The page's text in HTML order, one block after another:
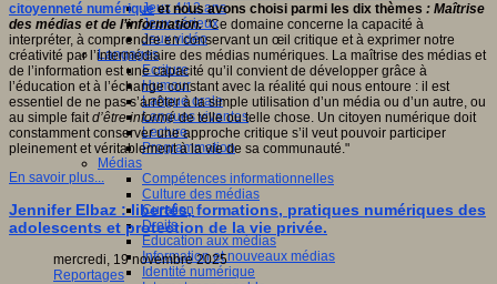
Jeux 4/12 ans
Jeux sérieux
Jeux vidéo
Langages
Ecriture
Humour
Langue orale
Langues vivantes
Lecture
Programmation
Médias
Compétences informationnelles
Culture des médias
Curation
Droits
Education aux médias
Information et nouveaux médias
Identité numérique
citoyenneté numériqueet nous avons choisi parmi les dix thèmes : Maîtrise
des médias et de l’information."Ce domaine concerne la capacité à
interpréter, à comprendre en conservant un œil critique et à exprimer notre
créativité par l’intermédiaire des médias numériques. La maîtrise des médias et
de l’information est une capacité qu’il convient de développer grâce à
l’éducation et à l’échange constant avec la réalité qui nous entoure : il est
essentiel de ne pas s’arrêter à la simple utilisation d’un média ou d’un autre, ou
au simple faitd’être informéde telle ou telle chose. Un citoyen numérique doit
constamment conserver une approche critique s’il veut pouvoir participer
pleinement et véritablement à la vie de sa communauté."
En savoir plus...
Jennifer Elbaz : libertés, formations, pratiques numériques des
adolescents et protection de la vie privée.
mercredi, 19 novembre 2025
Reportages